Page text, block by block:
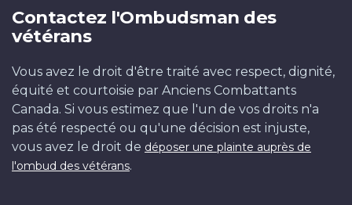
Contactez l'Ombudsman des
vétérans
Vous avez le droit d'être traité avec respect, dignité,
équité et courtoisie par Anciens Combattants
Canada. Si vous estimez que l'un de vos droits n'a
pas été respecté ou qu'une décision est injuste,
vous avez le droit de déposer une plainte auprès de
l'ombud des vétérans.